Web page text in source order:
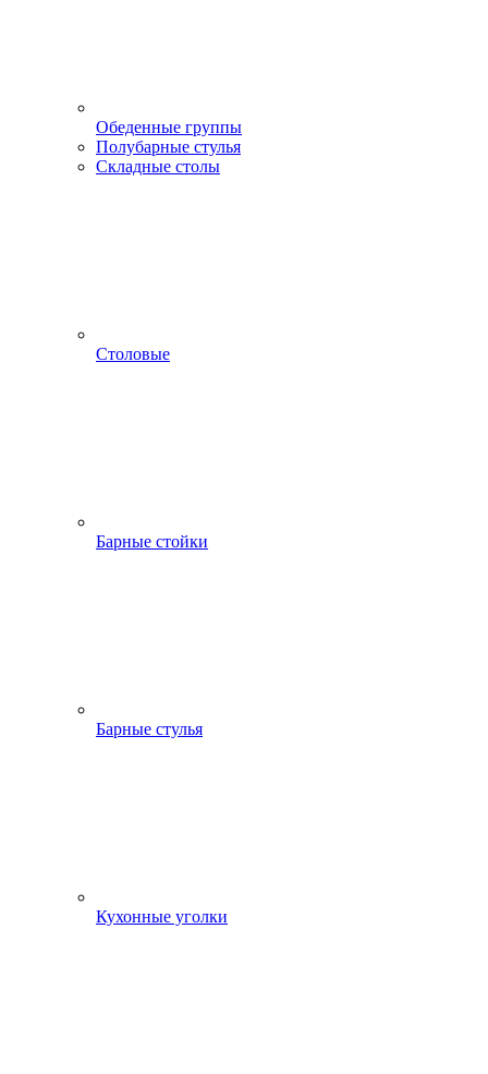
Обеденные группы
Полубарные стулья
Складные столы
Столовые
Барные стойки
Барные стулья
Кухонные уголки